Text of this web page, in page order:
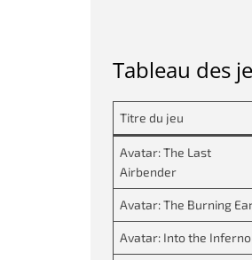
Tableau des
Titre du jeu
Avatar: The Last
Airbender
Avatar: The Burning
Avatar: Into the Inferno